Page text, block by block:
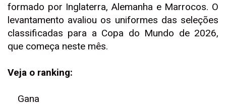
formado por Inglaterra, Alemanha e Marrocos. O
levantamento avaliou os uniformes das seleções
classificadas para a Copa do Mundo de 2026,
que começa neste mês.
Veja o ranking:
Gana